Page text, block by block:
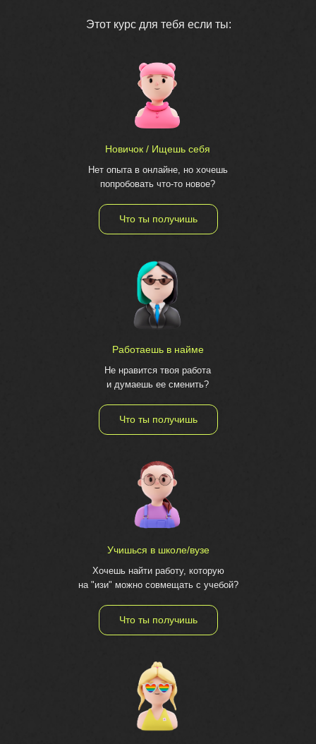
Что ты получишь
Что ты получишь
Что ты получишь
Работаешь в найме
Не нравится твоя работа
и думаешь ее сменить?
Новичок / Ищешь себя
Этот курс для тебя если ты:
Нет опыта в онлайне, но хочешь
попробовать что-то новое?
Учишься в школе/вузе
Хочешь найти работу, которую
на "изи" можно совмещать с учебой?